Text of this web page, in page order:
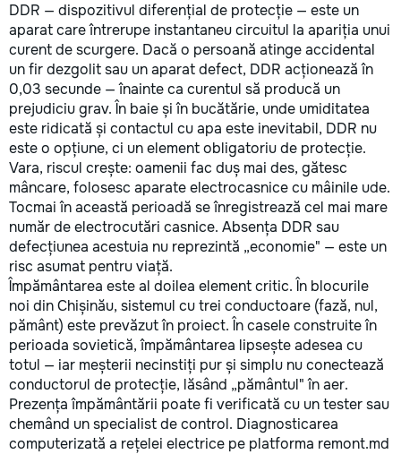
DDR — dispozitivul diferențial de protecție — este un
aparat care întrerupe instantaneu circuitul la apariția unui
curent de scurgere. Dacă o persoană atinge accidental
un fir dezgolit sau un aparat defect, DDR acționează în
0,03 secunde — înainte ca curentul să producă un
prejudiciu grav. În baie și în bucătărie, unde umiditatea
este ridicată și contactul cu apa este inevitabil, DDR nu
este o opțiune, ci un element obligatoriu de protecție.
Vara, riscul crește: oamenii fac duș mai des, gătesc
mâncare, folosesc aparate electrocasnice cu mâinile ude.
Tocmai în această perioadă se înregistrează cel mai mare
număr de electrocutări casnice. Absența DDR sau
defecțiunea acestuia nu reprezintă „economie" — este un
risc asumat pentru viață.
Împământarea este al doilea element critic. În blocurile
noi din Chișinău, sistemul cu trei conductoare (fază, nul,
pământ) este prevăzut în proiect. În casele construite în
perioada sovietică, împământarea lipsește adesea cu
totul — iar meșterii necinstiți pur și simplu nu conectează
conductorul de protecție, lăsând „pământul" în aer.
Prezența împământării poate fi verificată cu un tester sau
chemând un specialist de control. Diagnosticarea
computerizată a rețelei electrice pe platforma remont.md